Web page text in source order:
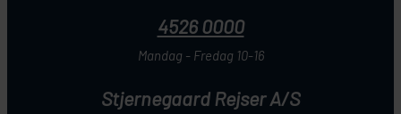
4526 0000
Mandag - Fredag 10-16
Stjernegaard Rejser A/S